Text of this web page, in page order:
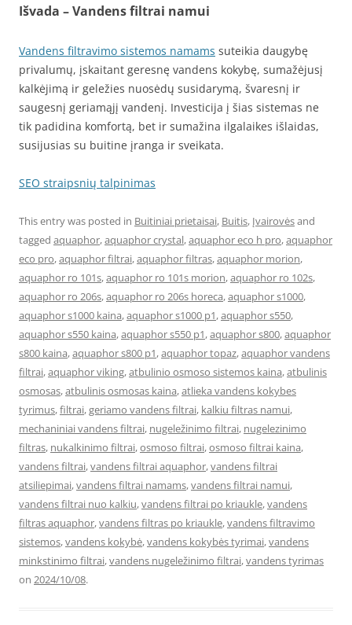
Išvada – Vandens filtrai namui
Vandens filtravimo sistemos namams suteikia daugybę
privalumų, įskaitant geresnę vandens kokybę, sumažėjusį
kalkėjimą ir geležies nuosėdų susidarymą, švaresnį ir
saugesnį geriamąjį vandenį. Investicija į šias sistemas ne
tik padidina komfortą, bet ir sumažina ilgalaikes išlaidas,
susijusias su buitine įranga ir sveikata.
SEO straipsnių talpinimas
This entry was posted in Buitiniai prietaisai, Buitis, Įvairovėsand
tagged aquaphor,aquaphor crystal,aquaphor eco h pro,aquaphor
eco pro,aquaphor filtrai,aquaphor filtras,aquaphor morion,
aquaphor ro 101s,aquaphor ro 101s morion,aquaphor ro 102s,
aquaphor ro 206s,aquaphor ro 206s horeca,aquaphor s1000,
aquaphor s1000 kaina,aquaphor s1000 p1,aquaphor s550,
aquaphor s550 kaina,aquaphor s550 p1,aquaphor s800,aquaphor
s800 kaina,aquaphor s800 p1,aquaphor topaz,aquaphor vandens
filtrai,aquaphor viking,atbulinio osmoso sistemos kaina,atbulinis
osmosas,atbulinis osmosas kaina,atlieka vandens kokybes
tyrimus,filtrai,geriamo vandens filtrai, kalkiu filtras namui,
mechaniniai vandens filtrai, nugeležinimo filtrai, nugelezinimo
filtras, nukalkinimo filtrai,osmoso filtrai,osmoso filtrai kaina,
vandens filtrai,vandens filtrai aquaphor,vandens filtrai
atsiliepimai,vandens filtrai namams,vandens filtrai namui,
vandens filtrai nuo kalkiu,vandens filtrai po kriaukle,vandens
filtras aquaphor,vandens filtras po kriaukle,vandens filtravimo
sistemos,vandens kokybė,vandens kokybės tyrimai,vandens
minkstinimo filtrai,vandens nugeležinimo filtrai,vandens tyrimas
on 2024/10/08.